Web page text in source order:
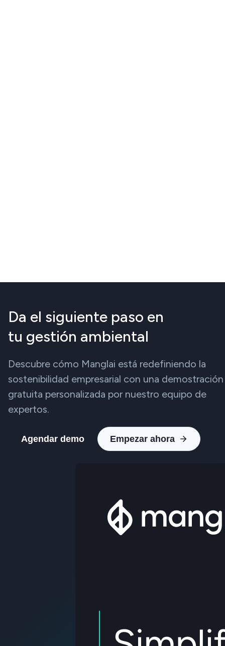
Da el siguiente paso en
tu gestión ambiental
Descubre cómo Manglai está redefiniendo la
sostenibilidad empresarial con una demostración
gratuita personalizada por nuestro equipo de
expertos.
Agendar demo Empezar ahora